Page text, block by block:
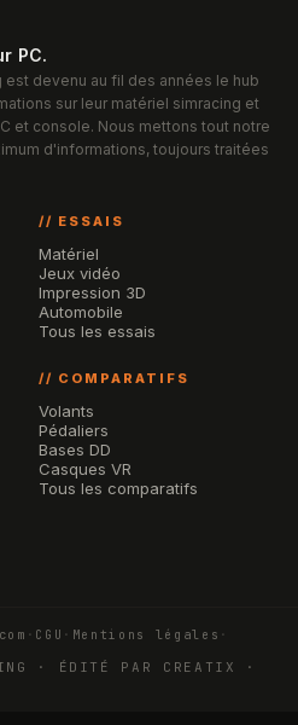
PC.
devenu au fil des années le hub
sur leur matériel simracing et
et console. Nous mettons tout notre
d'informations, toujours traitées
// ESSAIS
Matériel
Jeux vidéo
Impression 3D
Automobile
Tous les essais
// COMPARATIFS
Volants
Pédaliers
Bases DD
Casques VR
Tous les comparatifs
· CGU · Mentions légales ·
· ÉDITÉ PAR CREATIX ·